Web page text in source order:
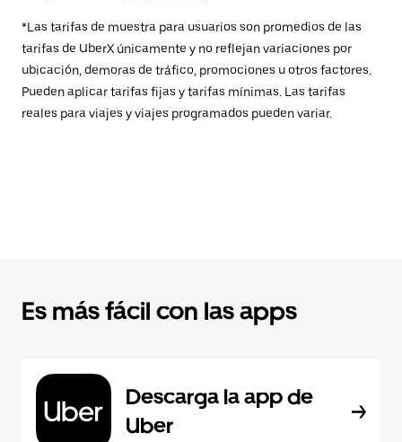
*Las tarifas de muestra para usuarios son promedios de las
tarifas de UberX únicamente y no reflejan variaciones por
ubicación, demoras de tráfico, promociones u otros factores.
Pueden aplicar tarifas fijas y tarifas mínimas. Las tarifas
reales para viajes y viajes programados pueden variar.
Es más fácil con las apps
Descarga la app de
Uber